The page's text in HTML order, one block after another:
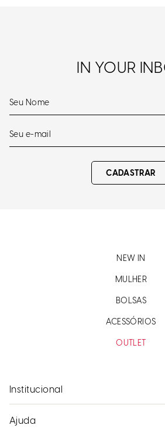
IN YOUR
CADASTRAR
NEW IN
MULHER
BOLSAS
ACESSÓRIOS
OUTLET
Institucional
Ajuda